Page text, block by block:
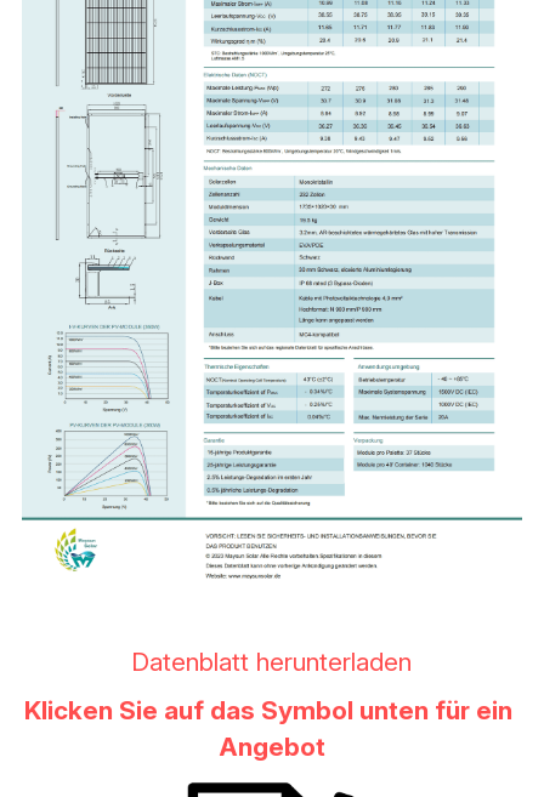
Datenblatt herunterladen
Klicken Sie auf das Symbol unten für ein
Angebot